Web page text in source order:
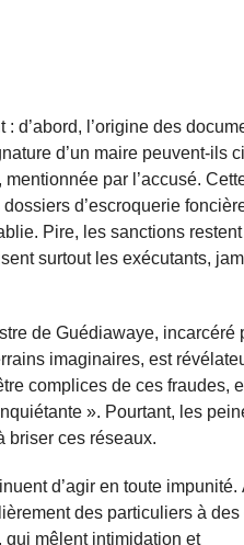
d’abord, l’origine des
d’un maire peuvent-ils
par l’accusé.
d’escroquerie
Pire, les sanctions
surtout les exécutants,
de Guédiawaye, incarcéré
imaginaires, est
complices de ces fraudes,
». Pourtant, les
briser ces réseaux.
d’agir en toute impunité.
des particuliers à
qui mêlent intimidation et